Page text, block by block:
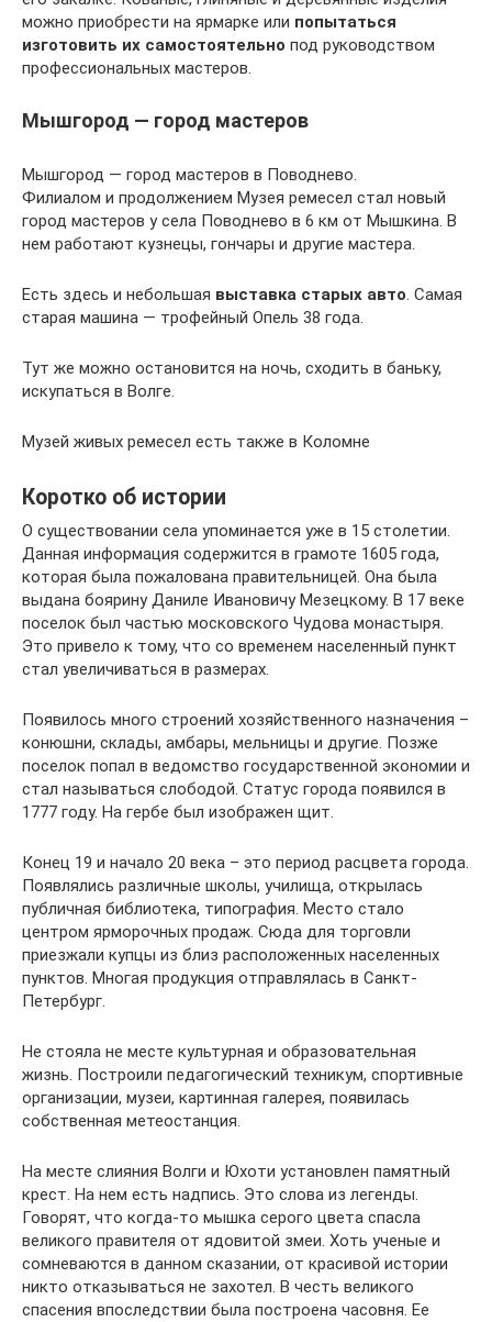
можно приобрести на ярмарке или попытаться
изготовить их самостоятельно под руководством
профессиональных мастеров.
Мышгород — город мастеров
Мышгород — город мастеров в Поводнево.
Филиалом и продолжением Музея ремесел стал новый
город мастеров у села Поводнево в 6 км от Мышкина. В
нем работают кузнецы, гончары и другие мастера.
Есть здесь и небольшая выставка старых авто. Самая
старая машина — трофейный Опель 38 года.
Тут же можно остановится на ночь, сходить в баньку,
искупаться в Волге.
Музей живых ремесел есть также в Коломне
Коротко об истории
О существовании села упоминается уже в 15 столетии.
Данная информация содержится в грамоте 1605 года,
которая была пожалована правительницей. Она была
выдана боярину Даниле Ивановичу Мезецкому. В 17 веке
поселок был частью московского Чудова монастыря.
Это привело к тому, что со временем населенный пункт
стал увеличиваться в размерах.
Появилось много строений хозяйственного назначения –
конюшни, склады, амбары, мельницы и другие. Позже
поселок попал в ведомство государственной экономии и
стал называться слободой. Статус города появился в
1777 году. На гербе был изображен щит.
Конец 19 и начало 20 века – это период расцвета города.
Появлялись различные школы, училища, открылась
публичная библиотека, типография. Место стало
центром ярморочных продаж. Сюда для торговли
приезжали купцы из близ расположенных населенных
пунктов. Многая продукция отправлялась в Санкт-
Петербург.
Не стояла не месте культурная и образовательная
жизнь. Построили педагогический техникум, спортивные
организации, музеи, картинная галерея, появилась
собственная метеостанция.
На месте слияния Волги и Юхоти установлен памятный
крест. На нем есть надпись. Это слова из легенды.
Говорят, что когда-то мышка серого цвета спасла
великого правителя от ядовитой змеи. Хоть ученые и
сомневаются в данном сказании, от красивой истории
никто отказываться не захотел. В честь великого
спасения впоследствии была построена часовня. Ее